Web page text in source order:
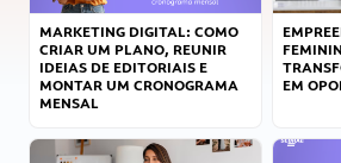
MARKETING DIGITAL: COMO
CRIAR UM PLANO, REUNIR
IDEIAS DE EDITORIAIS E
MONTAR UM CRONOGRAMA
MENSAL
EM